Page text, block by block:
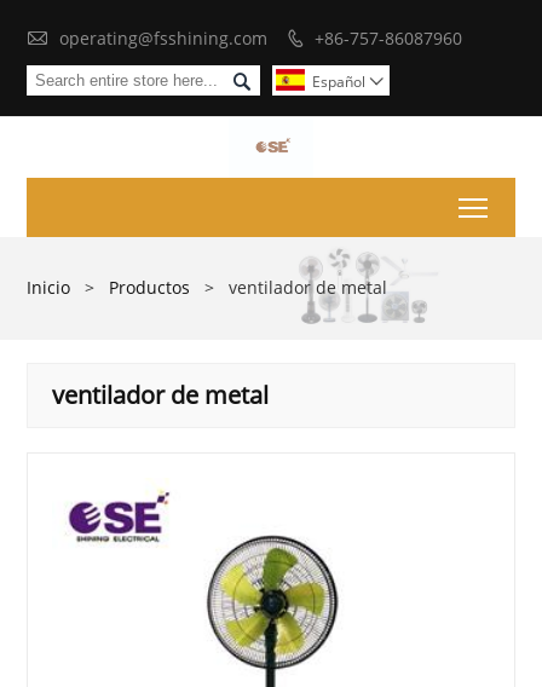
 operating@fsshining.com  +86-757-86087960
 Español 
Inicio > Productos > ventilador de metal
ventilador de metal